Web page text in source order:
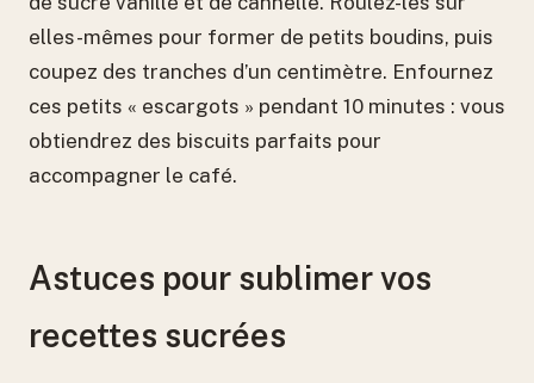
elles-mêmes pour former de petits boudins, puis
coupez des tranches d’un centimètre. Enfournez
ces petits « escargots » pendant 10 minutes : vous
obtiendrez des biscuits parfaits pour
accompagner le café.
Astuces pour sublimer vos
recettes sucrées